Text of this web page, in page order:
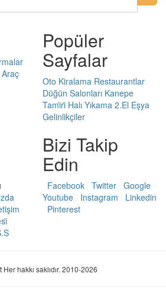
Araç
Popüler
Sayfalar
Oto Kiralama Restaurantlar
Düğün Salonları Kanepe
Tami̇ri̇ Halı Yıkama 2.El Eşya
Gelinlikçiler
Bizi Takip
Edin
Facebook Twitter Google
Youtube
Instagram
Linkedin
Pinterest
hakkı saklıdır. 2010-2026